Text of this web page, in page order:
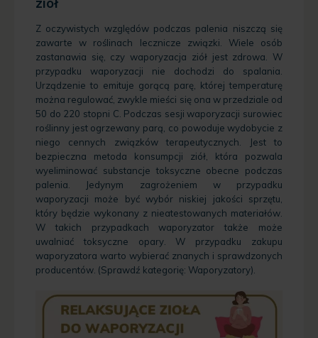
Z oczywistych względów podczas palenia niszczą się
zawarte w roślinach lecznicze związki. Wiele osób
zastanawia się, czy waporyzacja ziół jest zdrowa. W
przypadku waporyzacji nie dochodzi do spalania.
Urządzenie to emituje gorącą parę, której temperaturę
można regulować, zwykle mieści się ona w przedziale od
50 do 220 stopni C. Podczas sesji waporyzacji surowiec
roślinny jest ogrzewany parą, co powoduje wydobycie z
niego cennych związków terapeutycznych. Jest to
bezpieczna metoda konsumpcji ziół, która pozwala
wyeliminować substancje toksyczne obecne podczas
palenia. Jedynym zagrożeniem w przypadku
waporyzacji może być wybór niskiej jakości sprzętu,
który będzie wykonany z nieatestowanych materiałów.
W takich przypadkach waporyzator także może
uwalniać toksyczne opary. W przypadku zakupu
waporyzatora warto wybierać znanych i sprawdzonych
producentów. (Sprawdź kategorię: Waporyzatory).